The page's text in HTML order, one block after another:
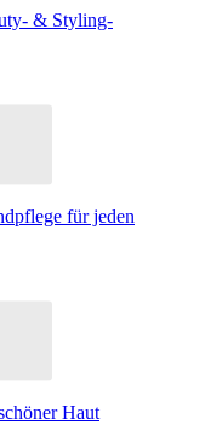
& Styling-
für jeden
Haut